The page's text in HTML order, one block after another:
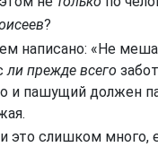
?
написано: «Не
ли прежде всего
и пашущий должен
это слишком много,